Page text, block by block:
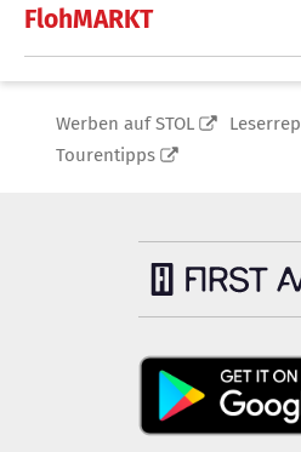
FlohMARKT
Werben auf STOL
Tourentipps